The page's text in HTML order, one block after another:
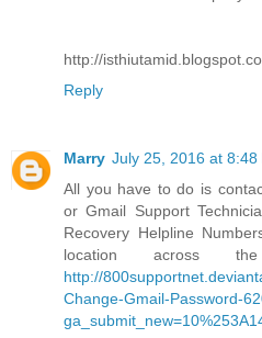
http://
Reply
Marry July 25, 2016 at 8:48
All you have to do is
or Gmail Support
Recovery Helpline
location across
http://
Change-Gmail-Password-